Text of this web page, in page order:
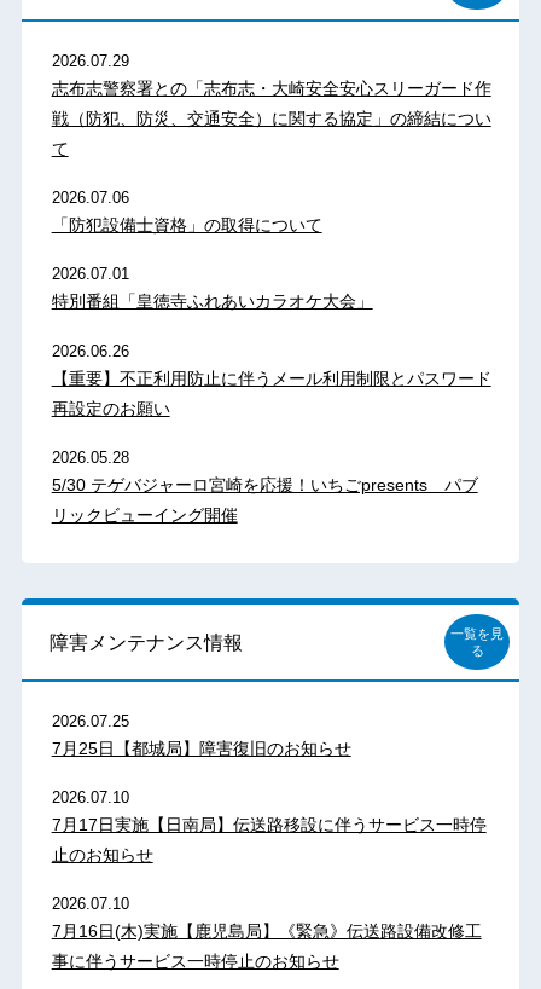
2026.07.29
志布志警察署との「志布志・大崎安全安心スリーガード作
戦（防犯、防災、交通安全）に関する協定」の締結につい
て
2026.07.06
「防犯設備士資格」の取得について
2026.07.01
特別番組「皇徳寺ふれあいカラオケ大会」
2026.06.26
【重要】不正利用防止に伴うメール利用制限とパスワード
再設定のお願い
2026.05.28
5/30 テゲバジャーロ宮崎を応援！いちごpresents パブ
リックビューイング開催
障害メンテナンス情報
一覧を見
る
2026.07.25
7月25日【都城局】障害復旧のお知らせ
2026.07.10
7月17日実施【日南局】伝送路移設に伴うサービス一時停
止のお知らせ
2026.07.10
7月16日(木)実施【鹿児島局】《緊急》伝送路設備改修工
事に伴うサービス一時停止のお知らせ